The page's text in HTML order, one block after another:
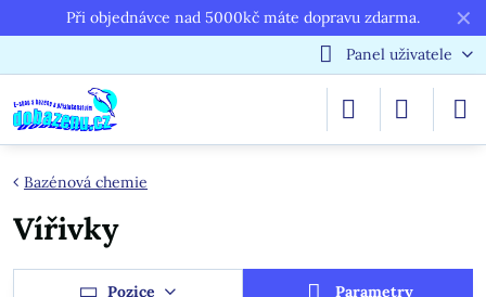
✕
Při objednávce nad 5000kč máte dopravu zdarma.
Panel uživatele
Bazénová chemie
Vířivky
Pozice Parametry